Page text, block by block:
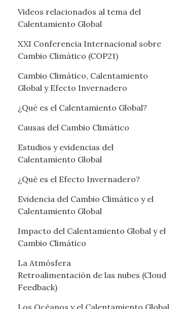
Videos relacionados al tema del
Calentamiento Global
XXI Conferencia Internacional sobre
Cambio Climático (COP21)
Cambio Climático, Calentamiento
Global y Efecto Invernadero
¿Qué es el Calentamiento Global?
Causas del Cambio Climático
Estudios y evidencias del
Calentamiento Global
¿Qué es el Efecto Invernadero?
Evidencia del Cambio Climático y el
Calentamiento Global
Impacto del Calentamiento Global y el
Cambio Climático
La Atmósfera
Retroalimentación de las nubes (Cloud
Feedback)
Los Océanos y el Calentamiento Global